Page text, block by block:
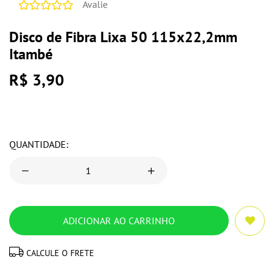
Avalie
Disco de Fibra Lixa 50 115x22,2mm
Itambé
R$ 3,90
QUANTIDADE:
CALCULE O FRETE